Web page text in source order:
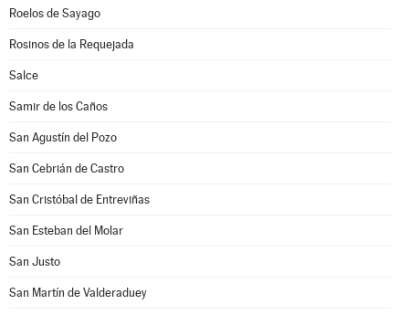
Roelos de Sayago
Rosinos de la Requejada
Salce
Samir de los Caños
San Agustín del Pozo
San Cebrián de Castro
San Cristóbal de Entreviñas
San Esteban del Molar
San Justo
San Martín de Valderaduey